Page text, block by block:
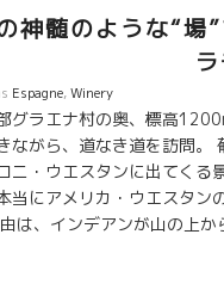
神髄のような“場
ラモン
Espagne,Winery
グラエナ村の奥、標高
ながら、道なき道を訪問。
ニ・ウエスタンに出てくる
当にアメリカ・ウエスタン
は、インデアンが山の上か
、標高の高いこの台地の太